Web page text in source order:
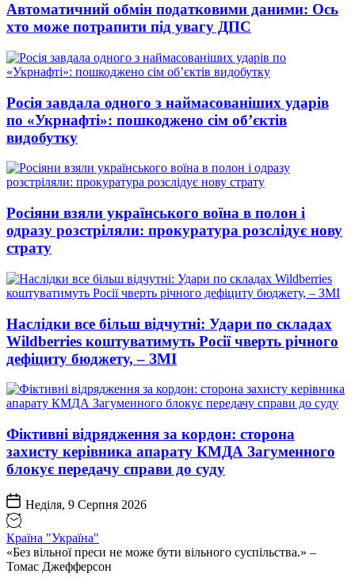
Автоматичний обмін податковими даними: Ось
хто може потрапити під увагу ДПС
Росія завдала одного з наймасованіших ударів
по «Укрнафті»: пошкоджено сім об’єктів
видобутку
Росіяни взяли українського воїна в полон і
одразу розстріляли: прокуратура розслідує нову
страту
Наслідки все більш відчутні: Удари по складах
Wildberries коштуватимуть Росії чверть річного
дефіциту бюджету, – ЗМІ
Фіктивні відрядження за кордон: сторона
захисту керівника апарату КМДА Загуменного
блокує передачу справи до суду
Неділя, 9 Серпня 2026
Країна "Україна"
«Без вільної преси не може бути вільного суспільства.» –
Томас Джефферсон